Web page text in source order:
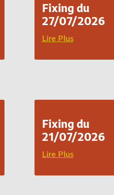
Fixing du
27/07/2026
Lire Plus
Fixing du
21/07/2026
Lire Plus